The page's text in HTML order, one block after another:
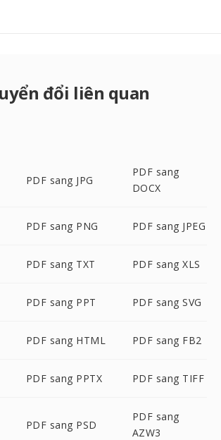
đổi liên quan
PDF sang JPG
PDF sang
DOCX
PDF sang PNG PDF sang JPEG
PDF sang TXT PDF sang XLS
PDF sang PPT PDF sang SVG
PDF sang HTML PDF sang FB2
PDF sang PPTX PDF sang TIFF
PDF sang PSD
PDF sang
AZW3